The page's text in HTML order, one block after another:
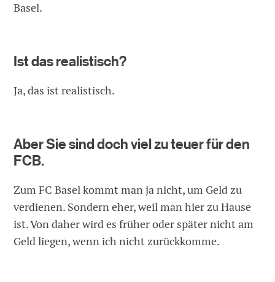
Basel.
Ist das realistisch?
Ja, das ist realistisch.
Aber Sie sind doch viel zu teuer für den
FCB.
Zum FC Basel kommt man ja nicht, um Geld zu
verdienen. Sondern eher, weil man hier zu Hause
ist. Von daher wird es früher oder später nicht am
Geld liegen, wenn ich nicht zurückkomme.